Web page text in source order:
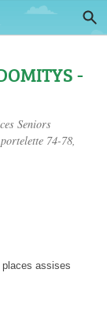
-
Seniors
74-78,
places assises